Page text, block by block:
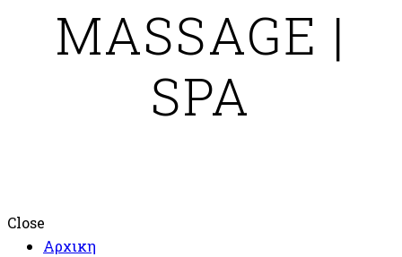
MASSAGE |
SPA
Close
Αρχικη